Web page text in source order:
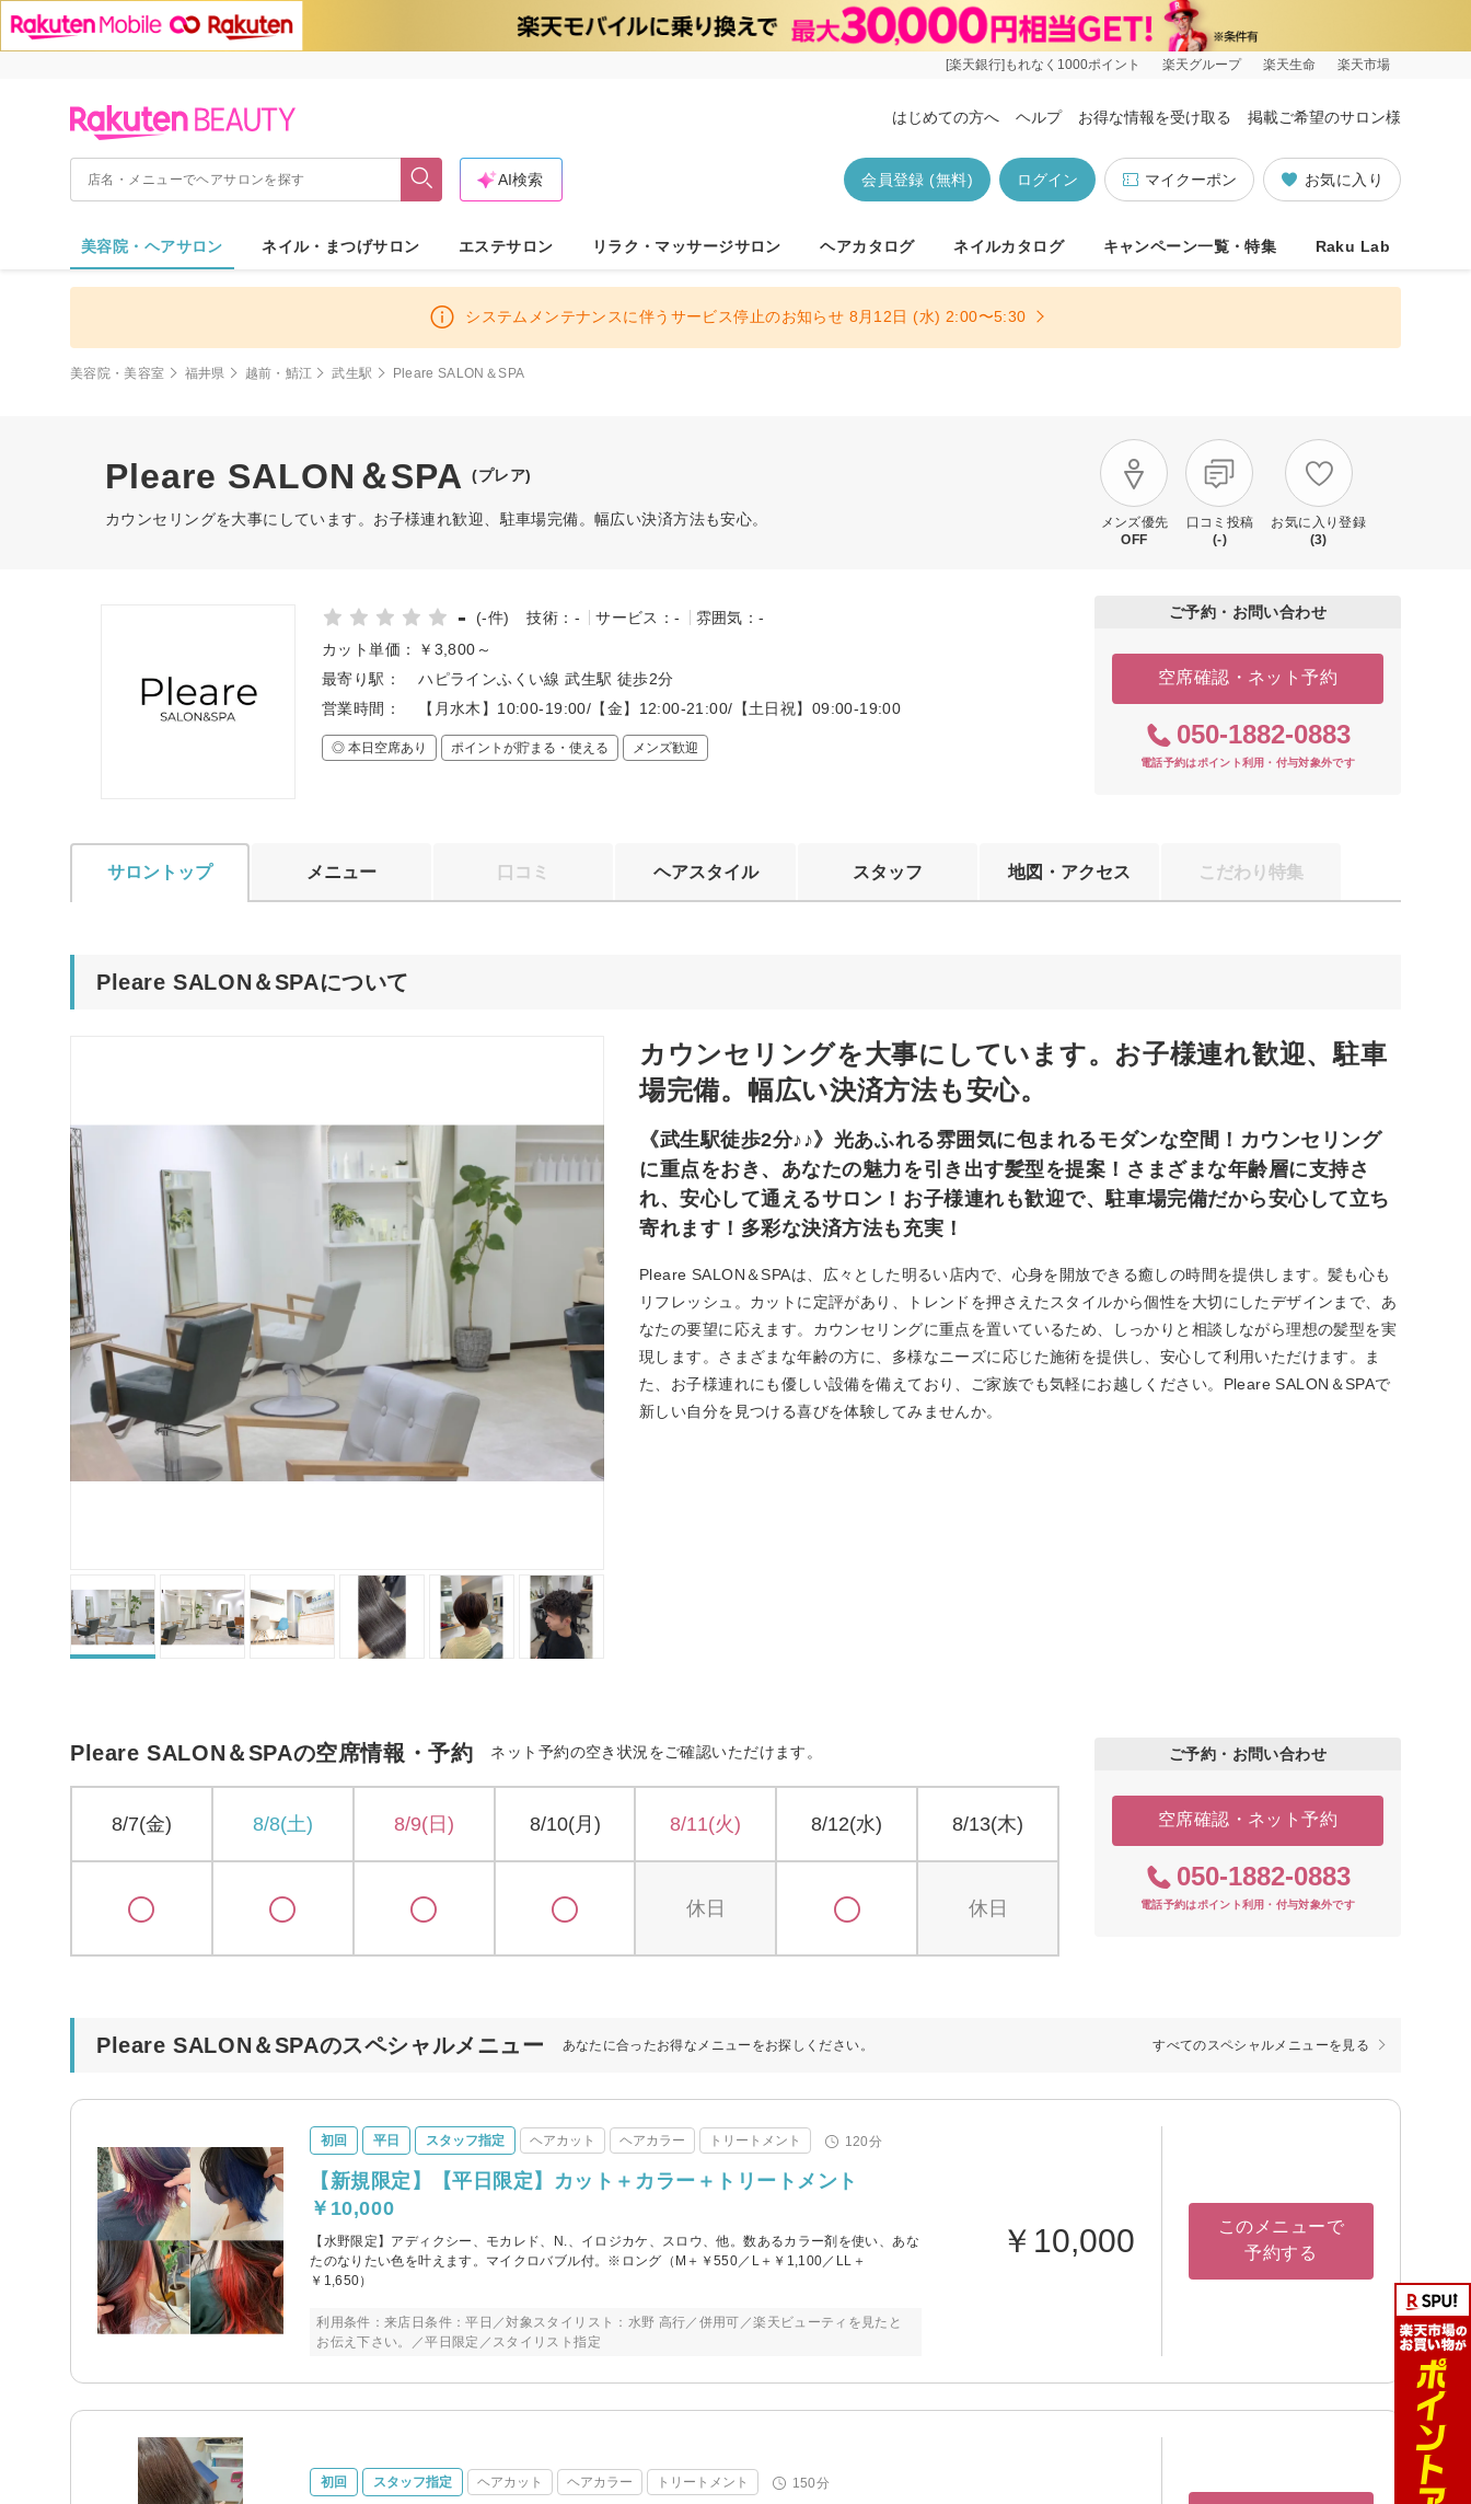
[楽天銀行]もれなく1000ポイント 楽天グループ 楽天生命 楽天市場
はじめての方へ ヘルプ お得な情報を受け取る 掲載ご希望のサロン様
お気に入り
マイクーポン
ログイン
会員登録 (無料)
AI検索
美容院・ヘアサロン ネイル・まつげサロン エステサロン リラク・マッサージサロン ヘアカタログ ネイルカタログ キャンペーン一覧・特集 Raku Lab
システムメンテナンスに伴うサービス停止のお知らせ 8月12日 (水) 2:00〜5:30
美容院・美容室 福井県 越前・鯖江 武生駅 Pleare SALON＆SPA
Pleare SALON＆SPA (プレア)
カウンセリングを大事にしています。お子様連れ歓迎、駐車場完備。幅広い決済方法も安心。
メンズ優先
OFF
口コミ投稿
(-)
お気に入り登録
(3)
- (-件) 技術：- サービス：-
雰囲気：-
カット単価：
￥3,800～
最寄り駅：
ハピラインふくい線 武生駅 徒歩2分
営業時間：
【月水木】10:00-19:00/【金】12:00-21:00/【土日祝】09:00-19:00
◎ 本日空席あり ポイントが貯まる・使える メンズ歓迎
ご予約・お問い合わせ
空席確認・ネット予約
050-1882-0883
電話予約はポイント利用・付与対象外です
サロントップ メニュー 口コミ ヘアスタイル スタッフ 地図・アクセス こだわり特集
Pleare SALON＆SPAについて
カウンセリングを大事にしています。お子様連れ歓迎、駐車
場完備。幅広い決済方法も安心。
《武生駅徒歩2分♪♪》光あふれる雰囲気に包まれるモダンな空間！カウンセリング
に重点をおき、あなたの魅力を引き出す髪型を提案！さまざまな年齢層に支持さ
れ、安心して通えるサロン！お子様連れも歓迎で、駐車場完備だから安心して立ち
寄れます！多彩な決済方法も充実！
Pleare SALON＆SPAは、広々とした明るい店内で、心身を開放できる癒しの時間を提供します。髪も心も
リフレッシュ。カットに定評があり、トレンドを押さえたスタイルから個性を大切にしたデザインまで、あ
なたの要望に応えます。カウンセリングに重点を置いているため、しっかりと相談しながら理想の髪型を実
現します。さまざまな年齢の方に、多様なニーズに応じた施術を提供し、安心して利用いただけます。ま
た、お子様連れにも優しい設備を備えており、ご家族でも気軽にお越しください。Pleare SALON＆SPAで
新しい自分を見つける喜びを体験してみませんか。
Pleare SALON＆SPAの空席情報・予約 ネット予約の空き状況をご確認いただけます。
8/7(金) 8/8(土) 8/9(日) 8/10(月) 8/11(火)
休日
8/12(水) 8/13(木)
休日
ご予約・お問い合わせ
空席確認・ネット予約
050-1882-0883
電話予約はポイント利用・付与対象外です
Pleare SALON＆SPAのスペシャルメニュー あなたに合ったお得なメニューをお探しください。 すべてのスペシャルメニューを見る
初回 平日 スタッフ指定 ヘアカット ヘアカラー トリートメント 120分
【新規限定】【平日限定】カット＋カラー＋トリートメント
￥10,000
【水野限定】アディクシー、モカレド、N.、イロジカケ、スロウ、他。数あるカラー剤を使い、あな
たのなりたい色を叶えます。マイクロバブル付。※ロング（M＋￥550／L＋￥1,100／LL＋
￥1,650）
利用条件：来店日条件：平日／対象スタイリスト：水野 高行／併用可／楽天ビューティを見たと
お伝え下さい。／平日限定／スタイリスト指定
￥10,000
このメニューで
予約する
初回 スタッフ指定 ヘアカット ヘアカラー トリートメント 150分